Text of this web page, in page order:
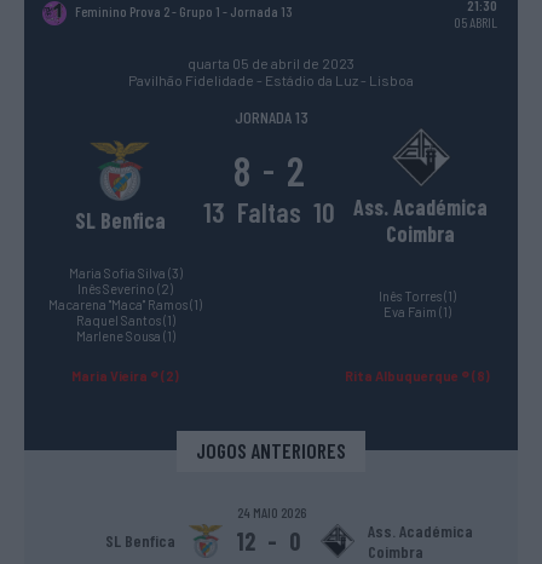
Feminino Prova 2 - Grupo 1 - Jornada 13
21:30
05 ABRIL
quarta 05 de abril de 2023
Pavilhão Fidelidade - Estádio da Luz - Lisboa
JORNADA 13
SL Benfica
8 - 2
13 Faltas 10
Ass. Académica
Coimbra
Maria Sofia Silva (3)
Inês Severino (2)
Macarena "Maca" Ramos (1)
Raquel Santos (1)
Marlene Sousa (1)
Inês Torres (1)
Eva Faim (1)
Maria Vieira ® (2) Rita Albuquerque ® (8)
JOGOS ANTERIORES
24 MAIO 2026
SL Benfica 12 - 0
Ass. Académica
Coimbra